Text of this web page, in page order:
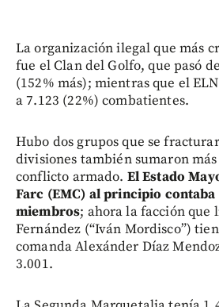
La organización ilegal que más
fue el Clan del Golfo, que pasó
(152% más); mientras que el
a 7.123 (22%) combatientes.
Hubo dos grupos que se
divisiones también sumaron
conflicto armado. El Estado
Farc (EMC) al principio contaba
miembros; ahora la facción que
Fernández (“Iván Mordisco”)
comanda Alexánder Díaz
3.001.